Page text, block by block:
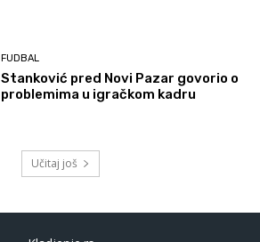
FUDBAL
Stanković pred Novi Pazar govorio o
problemima u igračkom kadru
Učitaj još